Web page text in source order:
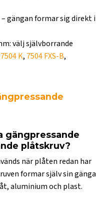
gängan formar sig direkt i
välj självborrande
7504 K, 7504 FXS-B,
gängpressande
plåtskruv?
när plåten redan har
formar själv sin gänga
aluminium och plast.